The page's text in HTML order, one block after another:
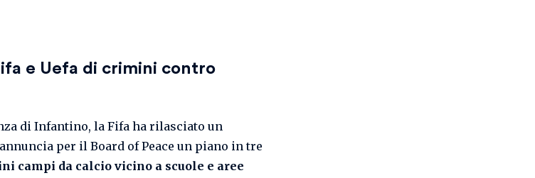
e Uefa di crimini contro
di Infantino, la Fifa ha rilasciato un
per il Board of Peace un piano in tre
campi da calcio vicino a scuole e aree